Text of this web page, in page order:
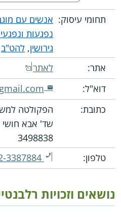
תחומי עיסוק: אנשים עם
נפגעות
גירושין, להט"ב
אתר:
לאתר
דוא"ל:
כתובת:
הפקולטה
3498838
טלפון:
3387884
נושאים וזכויות